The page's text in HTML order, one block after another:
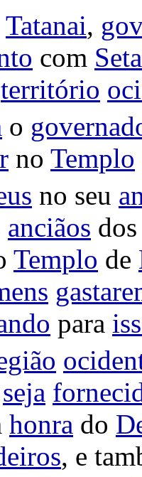
Tatanai,
com
território
o
no Templo
no seu
anciãos
Templo de
para
seja
honra do
, e